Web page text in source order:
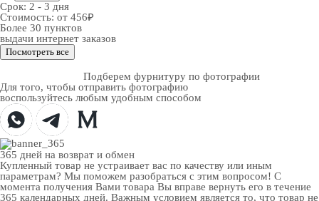
Срок: 2 - 3 дня
Стоимость: от 456₽
Более 30 пунктов
выдачи интернет заказов
Посмотреть все
Подберем фурнитуру по фотографии
Для того, чтобы отправить фотографию
воспользуйтесь любым удобным способом
365 дней на возврат и обмен
Купленный товар не устраивает вас по качеству или иным
параметрам? Мы поможем разобраться с этим вопросом! С
момента получения Вами товара Вы вправе вернуть его в течение
365 календарных дней. Важным условием является то, что товар не